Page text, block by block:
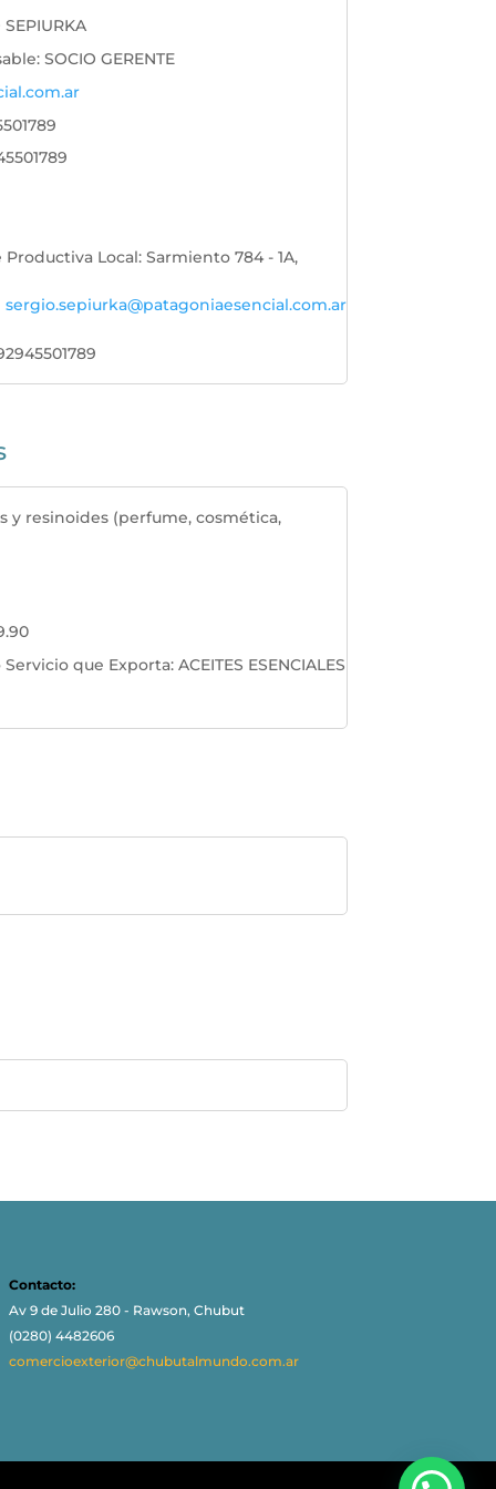
SEPIURKA
:SOCIO GERENTE
Local:Sarmiento 784 - 1A,
sergio.sepiurka@patagoniaesencial.com.ar
y resinoides (perfume, cosmética,
que Exporta:ACEITES ESENCIALES
Contacto:
Av 9 de Julio 280 - Rawson, Chubut
(0280) 4482606
comercioexterior@chubutalmundo.com.ar